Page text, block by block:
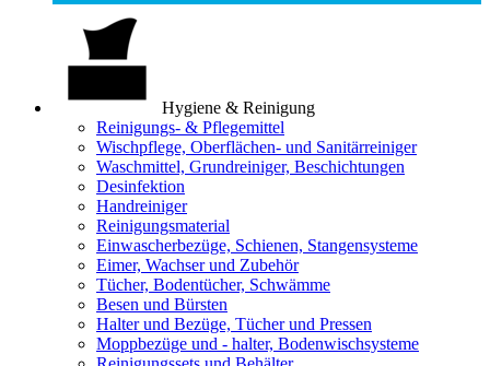
Hygiene & Reinigung
Reinigungs- & Pflegemittel
Wischpflege, Oberflächen- und Sanitärreiniger
Waschmittel, Grundreiniger, Beschichtungen
Desinfektion
Handreiniger
Reinigungsmaterial
Einwascherbezüge, Schienen, Stangensysteme
Eimer, Wachser und Zubehör
Tücher, Bodentücher, Schwämme
Besen und Bürsten
Halter und Bezüge, Tücher und Pressen
Moppbezüge und - halter, Bodenwischsysteme